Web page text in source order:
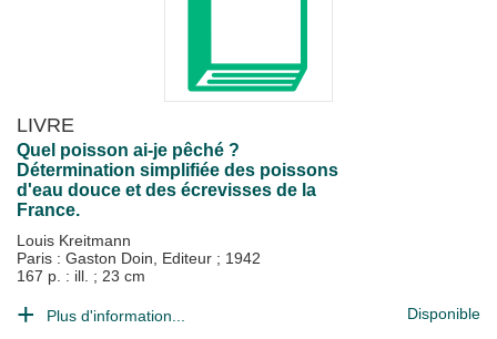
LIVRE
Quel poisson ai-je pêché ?
Détermination simplifiée des poissons
d'eau douce et des écrevisses de la
France.
Louis Kreitmann
Paris : Gaston Doin, Editeur ; 1942
167 p. : ill. ; 23 cm
Plus d'information... Disponible